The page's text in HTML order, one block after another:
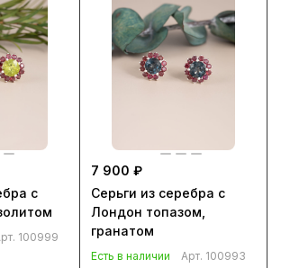
с
100999
7 900 ₽
Серьги из серебра с
Лондон топазом,
гранатом
Есть в наличии Арт. 100993